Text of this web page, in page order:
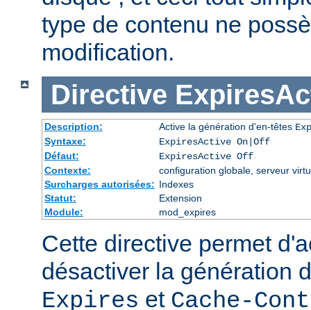
type de contenu ne
modification.
Directive
Description: Active la génération d'en-têtes
Syntaxe:
ExpiresActive On|Off
Défaut:
ExpiresActive Off
Contexte:
configuration globale, serveur
Surcharges autorisées: Indexes
Statut:
Extension
Module:
mod_expires
Cette directive permet
désactiver la génération
Expires et Cache-